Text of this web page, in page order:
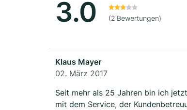
3.0 (2 Bewertungen)
Klaus Mayer
02. März 2017
Seit mehr als 25 Jahren bin ich
mit dem Service, der